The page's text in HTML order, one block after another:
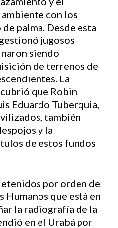
con los
palma. Desde esta
jugosos
siendo
de terrenos de
La
que Robin
Eduardo Tuberquia,
también
y la
de estos fundos
por orden de
Humanos que está en
la radiografía de la
en el Urabá por